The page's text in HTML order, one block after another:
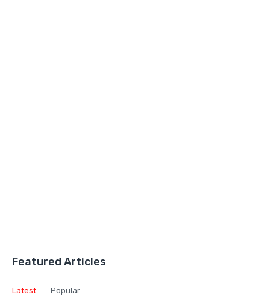
Featured Articles
Latest Popular